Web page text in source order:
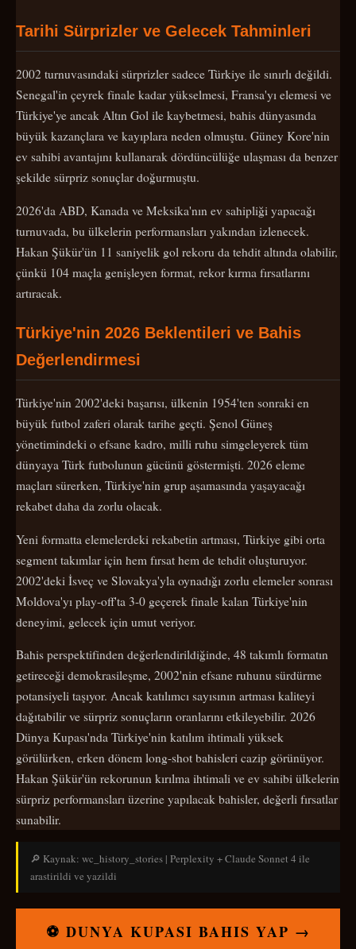
Tarihi Sürprizler ve Gelecek Tahminleri
2002 turnuvasındaki sürprizler sadece Türkiye ile sınırlı değildi.
Senegal'in çeyrek finale kadar yükselmesi, Fransa'yı elemesi ve
Türkiye'ye ancak Altın Gol ile kaybetmesi, bahis dünyasında
büyük kazançlara ve kayıplara neden olmuştu. Güney Kore'nin
ev sahibi avantajını kullanarak dördüncülüğe ulaşması da benzer
şekilde sürpriz sonuçlar doğurmuştu.
2026'da ABD, Kanada ve Meksika'nın ev sahipliği yapacağı
turnuvada, bu ülkelerin performansları yakından izlenecek.
Hakan Şükür'ün 11 saniyelik gol rekoru da tehdit altında olabilir,
çünkü 104 maçla genişleyen format, rekor kırma fırsatlarını
artıracak.
Türkiye'nin 2026 Beklentileri ve Bahis
Değerlendirmesi
Türkiye'nin 2002'deki başarısı, ülkenin 1954'ten sonraki en
büyük futbol zaferi olarak tarihe geçti. Şenol Güneş
yönetimindeki o efsane kadro, milli ruhu simgeleyerek tüm
dünyaya Türk futbolunun gücünü göstermişti. 2026 eleme
maçları sürerken, Türkiye'nin grup aşamasında yaşayacağı
rekabet daha da zorlu olacak.
Yeni formatta elemelerdeki rekabetin artması, Türkiye gibi orta
segment takımlar için hem fırsat hem de tehdit oluşturuyor.
2002'deki İsveç ve Slovakya'yla oynadığı zorlu elemeler sonrası
Moldova'yı play-off'ta 3-0 geçerek finale kalan Türkiye'nin
deneyimi, gelecek için umut veriyor.
Bahis perspektifinden değerlendirildiğinde, 48 takımlı formatın
getireceği demokrasileşme, 2002'nin efsane ruhunu sürdürme
potansiyeli taşıyor. Ancak katılımcı sayısının artması kaliteyi
dağıtabilir ve sürpriz sonuçların oranlarını etkileyebilir. 2026
Dünya Kupası'nda Türkiye'nin katılım ihtimali yüksek
görülürken, erken dönem long-shot bahisleri cazip görünüyor.
Hakan Şükür'ün rekorunun kırılma ihtimali ve ev sahibi ülkelerin
sürpriz performansları üzerine yapılacak bahisler, değerli fırsatlar
sunabilir.
🔎 Kaynak: wc_history_stories | Perplexity + Claude Sonnet 4 ile
arastirildi ve yazildi
⚽ DUNYA KUPASI BAHIS YAP →